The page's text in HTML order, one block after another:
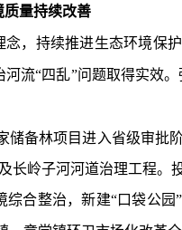
质量持续改善
念，持续推进生态环境保
河流“四乱”问题取得实效
储备林项目进入省级审批
长岭子河河道治理工程。
综合整治，新建“口袋公园”